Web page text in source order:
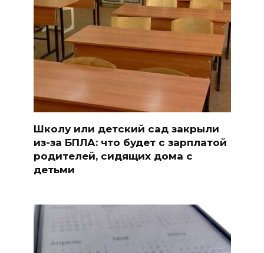
Школу или детский сад закрыли
из-за БПЛА: что будет с зарплатой
родителей, сидящих дома с
детьми